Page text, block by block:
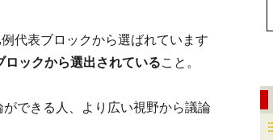
代表ブロックから選ばれています
ックから選出されていること。
できる人、より広い視野から議論